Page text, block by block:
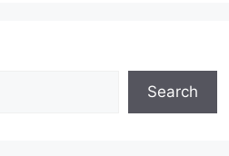
Search